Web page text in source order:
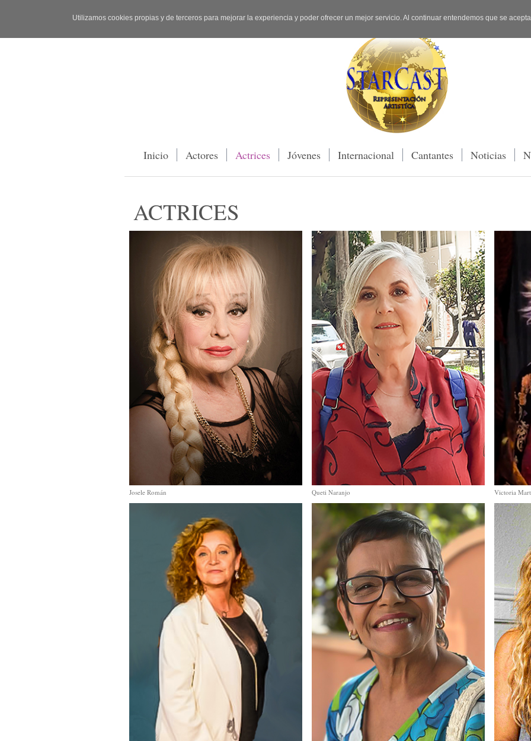
Utilizamos cookies propias y de terceros para mejorar la experiencia y poder ofrecer un mejor servicio. Al continuar entendemos que se
Inicio Actores Actrices Jóvenes Internacional Cantantes Noticias
ACTRICES
Josele Román Queti Naranjo Victoria